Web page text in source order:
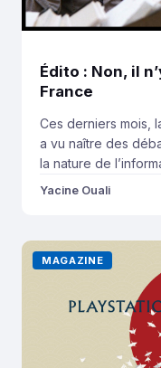
Édito : Non, il
France
Ces derniers mois,
a vu naître des
la nature de
respect des artistes
semblait avoir
Yacine Ouali
MAGAZINE